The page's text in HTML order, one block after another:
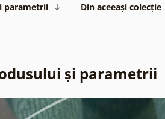
parametrii Din aceeași colecție
și parametrii